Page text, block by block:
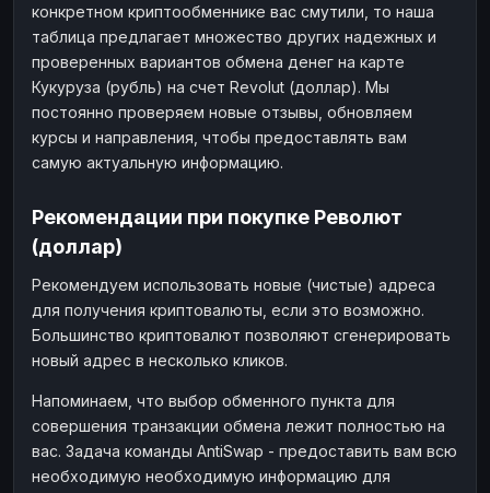
конкретном криптообменнике вас смутили, то наша
таблица предлагает множество других надежных и
проверенных вариантов обмена денег на карте
Кукуруза (рубль) на счет Revolut (доллар). Мы
постоянно проверяем новые отзывы, обновляем
курсы и направления, чтобы предоставлять вам
самую актуальную информацию.
Рекомендации при покупке Револют
(доллар)
Рекомендуем использовать новые (чистые) адреса
для получения криптовалюты, если это возможно.
Большинство криптовалют позволяют сгенерировать
новый адрес в несколько кликов.
Напоминаем, что выбор обменного пункта для
совершения транзакции обмена лежит полностью на
вас. Задача команды AntiSwap - предоставить вам всю
необходимую необходимую информацию для